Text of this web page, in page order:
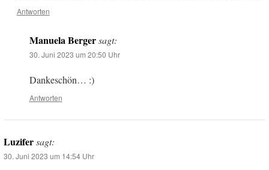
Antworten
Manuela Berger sagt:
30. Juni 2023 um 20:50 Uhr
Dankeschön… :)
Antworten
Luzifersagt:
30. Juni 2023 um 14:54 Uhr